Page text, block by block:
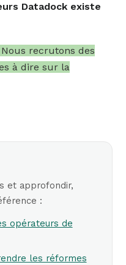
Datadock existe
recrutons des
à dire sur la
et approfondir,
:
opérateurs de
les réformes